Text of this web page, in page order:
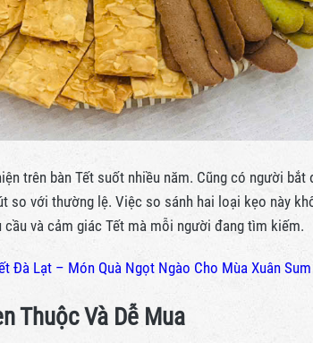
trên bàn Tết suốt nhiều năm. Cũng có người
so với thường lệ. Việc so sánh hai loại kẹo này
và cảm giác Tết mà mỗi người đang tìm kiếm.
Đà Lạt – Món Quà Ngọt Ngào Cho Mùa Xuân
Thuộc Và Dễ Mua